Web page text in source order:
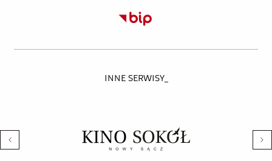
INNE SERWISY_